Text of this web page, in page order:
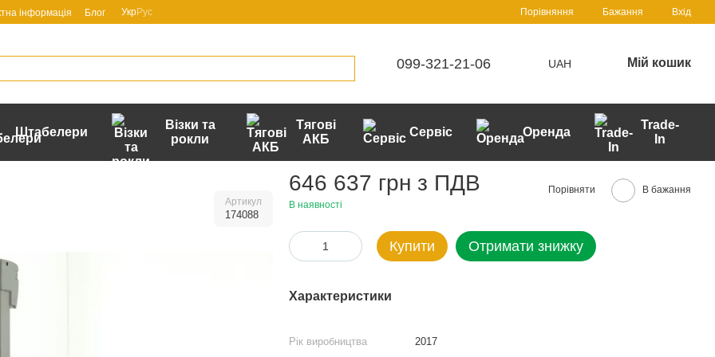
інформація Блог УкрРус Порівняння Бажання Вхід
099-321-21-06 UAH Мій кошик
Штабелери
Візки та
рокли
Тягові
АКБ
Сервіс Оренда
Trade-
In
Артикул
174088
646 637 грн з ПДВ
В наявності
Порівняти В бажання
Купити Отримати знижку
Характеристики
Рік виробництва
2017